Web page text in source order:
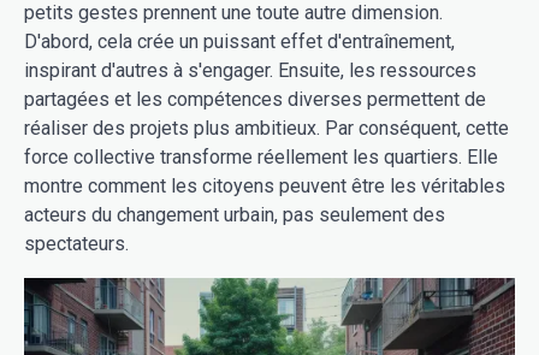
petits gestes prennent une toute autre dimension.
D'abord, cela crée un puissant effet d'entraînement,
inspirant d'autres à s'engager. Ensuite, les ressources
partagées et les compétences diverses permettent de
réaliser des projets plus ambitieux. Par conséquent, cette
force collective transforme réellement les quartiers. Elle
montre comment les citoyens peuvent être les véritables
acteurs du changement urbain, pas seulement des
spectateurs.